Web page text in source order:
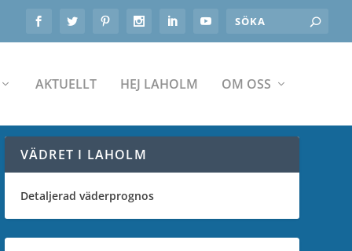
AKTUELLT HEJ LAHOLM OM OSS
VÄDRET I LAHOLM
Detaljerad väderprognos